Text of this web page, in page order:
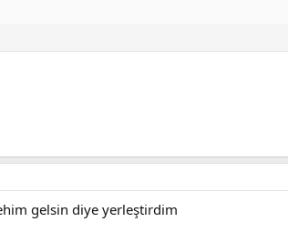
gelsin diye yerleştirdim